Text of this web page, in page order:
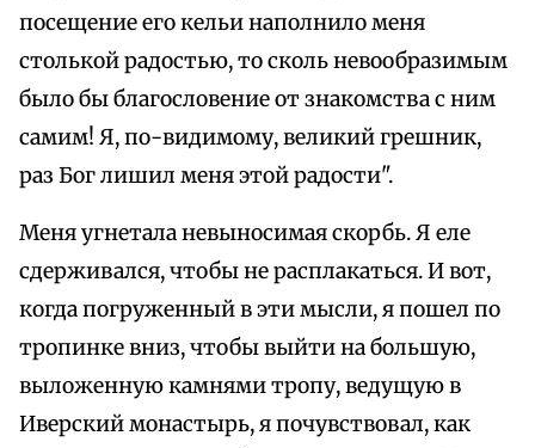
посещение его кельи наполнило меня
столькой радостью, то сколь невообразимым
было бы благословение от знакомства с ним
самим! Я, по-видимому, великий грешник,
раз Бог лишил меня этой радости".
Меня угнетала невыносимая скорбь. Я еле
сдерживался, чтобы не расплакаться. И вот,
когда погруженный в эти мысли, я пошел по
тропинке вниз, чтобы выйти на большую,
выложенную камнями тропу, ведущую в
Иверский монастырь, я почувствовал, как